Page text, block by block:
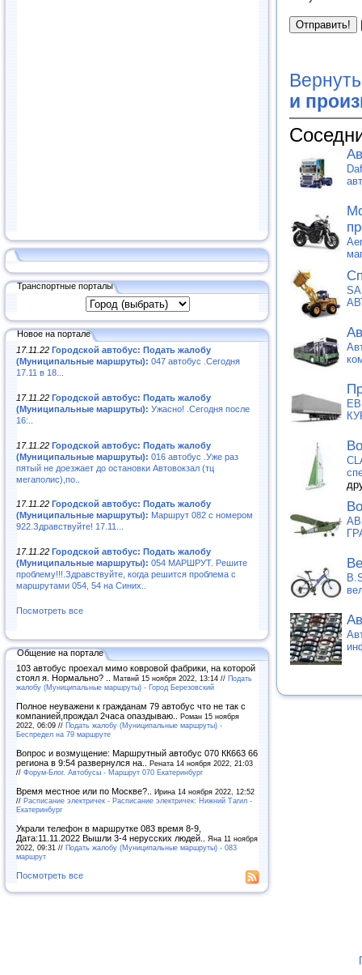
Транспортные порталы
Новое на портале
17.11.22 Городской автобус: Подать жалобу
(Муниципальные маршруты): 047 автобус .Сегодня
17.11 в 18...
17.11.22 Городской автобус: Подать жалобу
(Муниципальные маршруты): Ужасно! .Сегодня после
16:..
17.11.22 Городской автобус: Подать жалобу
(Муниципальные маршруты): 016 автобус .Уже раз
пятый не доезжает до остановки Автовокзал (тц
мегаполис),по..
17.11.22 Городской автобус: Подать жалобу
(Муниципальные маршруты): Маршрут 082 с номером
922.Здравствуйте! 17.11...
17.11.22 Городской автобус: Подать жалобу
(Муниципальные маршруты): 054 МАРШРУТ. Решите
проблему!!!.Здравствуйте, когда решится проблема с
маршрутами 054, 54 на Синих..
Посмотреть все
Общение на портале
103 автобус проехал мимо ковровой фабрики, на которой
стоял я. Нормально? .. Матвнй 15 ноября 2022, 13:14 // Подать
жалобу (Муниципальные маршруты) - Город Березовский
Полное неуважени к гражданам 79 автобус что не так с
компанией,прождал 2часа опаздываю.. Роман 15 ноября
2022, 06:09 // Подать жалобу (Муниципальные маршруты) -
Беспредел на 79 маршруте
Вопрос и возмущение: Маршрутный автобус 070 КК663 66
региона в 9:54 развернулся на.. Рената 14 ноября 2022, 21:03
// Форум-Блог. Автобусы - Маршрут 070 Екатеринбург
Время местное или по Москве?.. Ирина 14 ноября 2022, 12:52
// Расписание электричек - Расписание электричек: Нижний Тагил -
Екатеринбург
Украли телефон в маршрутке 083 время 8-9,
Дата:11.11.2022 Вышли 3-4 нерусских людей.. Яна 11 ноября
2022, 09:31 // Подать жалобу (Муниципальные маршруты) - 083
маршрут
Посмотреть все
и